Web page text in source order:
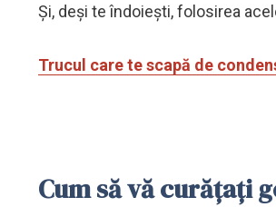
Și, deși te îndoiești, folosirea
Trucul care te scapă de
Cum să vă curățați